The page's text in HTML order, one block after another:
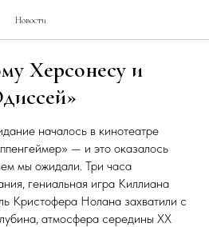
Новости
Херсонесу и
началось в кинотеатре
— и это оказалось
мы ожидали. Три часа
гениальная игра Киллиана
Кристофера Нолана захватили с
атмосфера середины XX